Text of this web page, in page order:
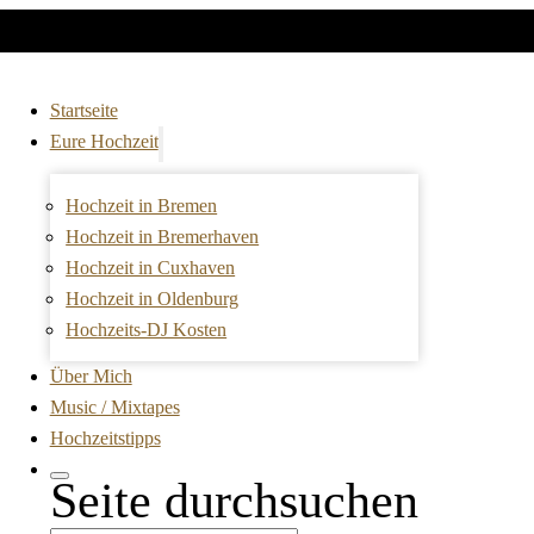
Startseite
Eure Hochzeit
Hochzeit in Bremen
Hochzeit in Bremerhaven
Hochzeit in Cuxhaven
Hochzeit in Oldenburg
Hochzeits-DJ Kosten
Über Mich
Music / Mixtapes
Hochzeitstipps
Seite durchsuchen